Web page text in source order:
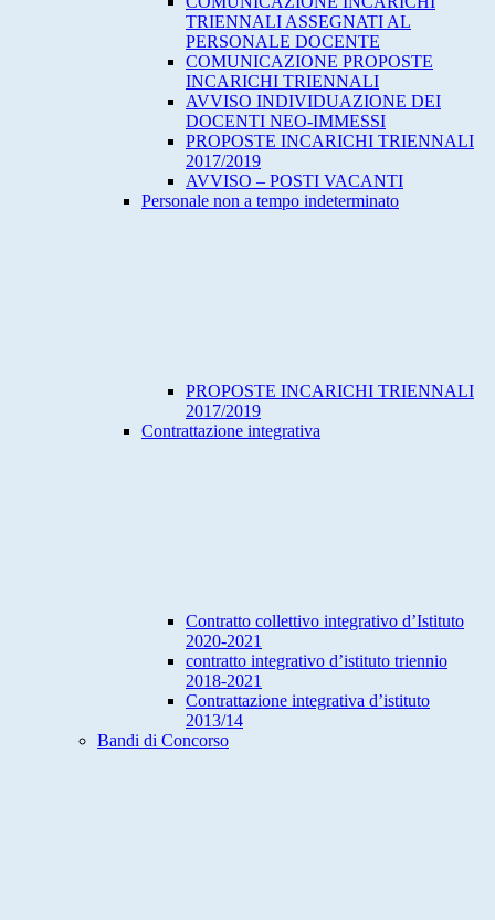
TRIENNALI ASSEGNATI AL
PERSONALE DOCENTE
COMUNICAZIONE PROPOSTE
INCARICHI TRIENNALI
AVVISO INDIVIDUAZIONE DEI
DOCENTI NEO-IMMESSI
PROPOSTE INCARICHI TRIENNALI
2017/2019
AVVISO – POSTI VACANTI
Personale non a tempo indeterminato
PROPOSTE INCARICHI TRIENNALI
2017/2019
Contrattazione integrativa
Contratto collettivo integrativo d’Istituto
2020-2021
contratto integrativo d’istituto triennio
2018-2021
Contrattazione integrativa d’istituto
2013/14
Bandi di Concorso